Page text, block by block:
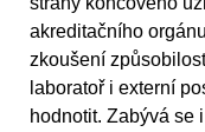
akreditačního
zkoušení
laboratoř i externí
hodnotit. Zabývá se